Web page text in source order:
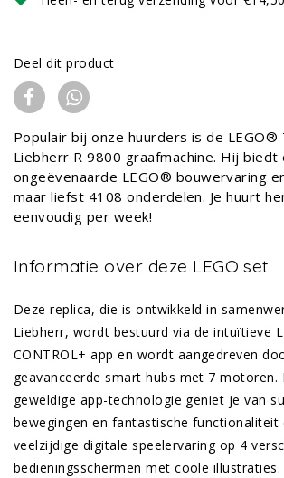
Deel dit product
Populair bij onze huurders is de LEGO®
Liebherr R 9800 graafmachine. Hij biedt
ongeëvenaarde LEGO® bouwervaring
maar liefst 4108 onderdelen. Je huurt
eenvoudig per week!
Informatie over deze LEGO set
Deze replica, die is ontwikkeld in
Liebherr, wordt bestuurd via de intuïtieve
CONTROL+ app en wordt aangedreven
geavanceerde smart hubs met 7 motoren.
geweldige app-technologie geniet je van
bewegingen en fantastische functionaliteit
veelzijdige digitale speelervaring op 4
bedieningsschermen met coole illustraties.